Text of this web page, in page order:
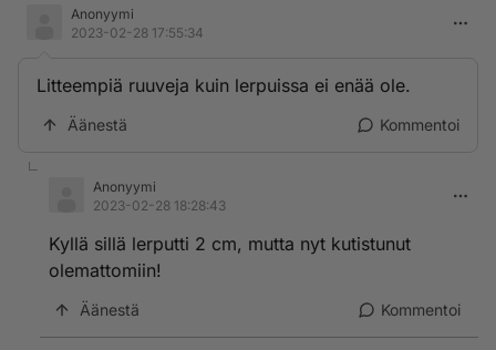
Anonyymi
2023-02-28 17:55:34
Litteempiä ruuveja kuin lerpuissa ei enää ole.
Äänestä Kommentoi
Anonyymi
2023-02-28 18:28:43
Kyllä sillä lerputti 2 cm, mutta nyt kutistunut
olemattomiin!
Äänestä Kommentoi